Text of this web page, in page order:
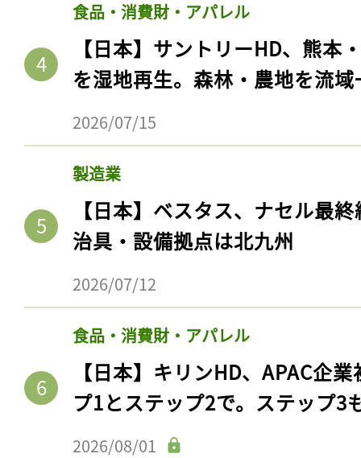
食品・消費財・アパレル
【日本】サントリーHD、熊本
を湿地再生。森林・農地を流
2026/07/15
製造業
【日本】ベスタス、ナセル最
治具・設備拠点は北九州
2026/07/12
食品・消費財・アパレル
【日本】キリンHD、APAC企
プ1とステップ2で。ステップ3
2026/08/01